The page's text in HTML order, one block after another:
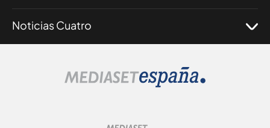
Noticias Cuatro